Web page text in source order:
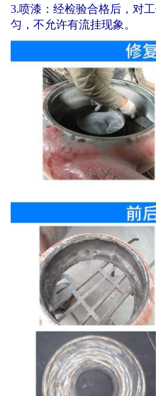
3.喷漆：经检验合格后，对
匀，不允许有流挂现象。